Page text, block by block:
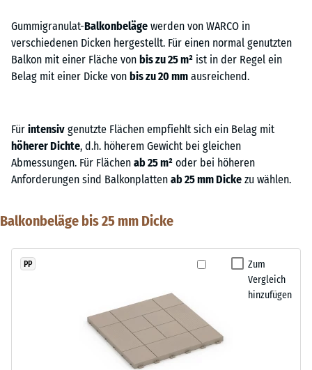
Gummigranulat-Balkonbeläge werden von WARCO in
verschiedenen Dicken hergestellt. Für einen normal genutzten
Balkon mit einer Fläche von bis zu 25 m² ist in der Regel ein
Belag mit einer Dicke von bis zu 20 mm ausreichend.
Für intensiv genutzte Flächen empfiehlt sich ein Belag mit
höherer Dichte, d.h. höherem Gewicht bei gleichen
Abmessungen. Für Flächen ab 25 m² oder bei höheren
Anforderungen sind Balkonplatten ab 25 mm Dicke zu wählen.
Balkonbeläge bis 25 mm Dicke
Zum
Vergleich
hinzufügen
PP